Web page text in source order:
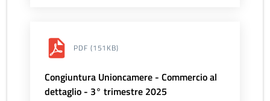
PDF (151KB)
Congiuntura Unioncamere - Commercio al
dettaglio - 3° trimestre 2025